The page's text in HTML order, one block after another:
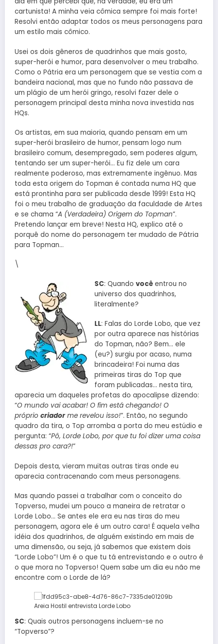
cartunista! A minha veia cômica sempre foi mais forte!
Resolvi então adaptar todos os meus personagens para
um estilo mais cômico.
Usei os dois gêneros de quadrinhos que mais gosto,
super-herói e humor, para desenvolver o meu trabalho.
Como o Pátria era um personagem que se vestia com a
bandeira nacional, mas que no fundo não passava de
um plágio de um herói gringo, resolvi fazer dele o
personagem principal desta minha nova investida nas
HQs.
Os artistas, em sua maioria, quando pensam em um
super-herói brasileiro de humor, pensam logo num
brasileiro comum, desempregado, sem poderes algum,
tentando ser um super-herói… Eu fiz dele um cara
realmente poderoso, mas extremamente ingênuo. Mas
toda esta origem do Topman é contada numa HQ que
está prontinha para ser publicada desde 1999! Esta HQ
foi o meu trabalho de graduação da faculdade de Artes
e se chama “A (Verdadeira) Origem do Topman”.
Pretendo lançar em breve! Nesta HQ, explico até o
porquê do nome do personagem ter mudado de Pátria
para Topman…
\
SC: Quando você entrou no
universo dos quadrinhos,
literalmente?
LL: Falas do Lorde Lobo, que vez
por outra aparece nas histórias
do Topman, não? Bem… ele
(eu?) surgiu por acaso, numa
brincadeira! Foi numa das
primeiras tiras do Top que
foram publicadas… nesta tira,
aparecia um daqueles profetas do apocalipse dizendo:
“O mundo vai acabar! O fim está chegando! O
próprio criador me revelou isso!”. Então, no segundo
quadro da tira, o Top arromba a porta do meu estúdio e
pergunta: “Pô, Lorde Lobo, por que tu foi dizer uma coisa
dessas pro cara?!”
Depois desta, vieram muitas outras tiras onde eu
aparecia contracenando com meus personagens.
Mas quando passei a trabalhar com o conceito do
Topverso, mudei um pouco a maneira de retratar o
Lorde Lobo… Se antes ele era eu nas tiras do meu
personagem, agora ele é um outro cara! É aquela velha
idéia dos quadrinhos, de alguém existindo em mais de
uma dimensão, ou seja, já sabemos que existem dois
“Lorde Lobo”! Um é o que tu tá entrevistando e o outro é
o que mora no Topverso! Quem sabe um dia eu não me
encontre com o Lorde de lá?
SC: Quais outros personagens incluem-se no
“Topverso”?